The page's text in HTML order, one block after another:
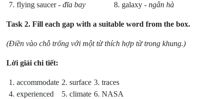
7. flying saucer -đĩa bay 8. galaxy -ngân hà
Task 2. Fill each gap with a suitable word from the box.
(Điền vào chỗ trống với một từ thích hợp từ trong khung.)
Lời giải chi tiết:
1. accommodate 2. surface 3. traces
4. experienced
5. climate 6. NASA